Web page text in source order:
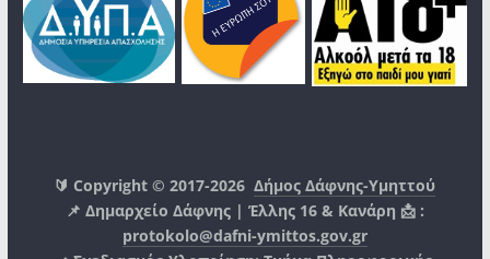
🔰 Copyright © 2017-2026Δήμος Δάφνης-Υμηττού
📌 Δημαρχείο Δάφνης | Έλλης 16 & Κανάρη 📩 :
protokolo@dafni-ymittos.gov.gr